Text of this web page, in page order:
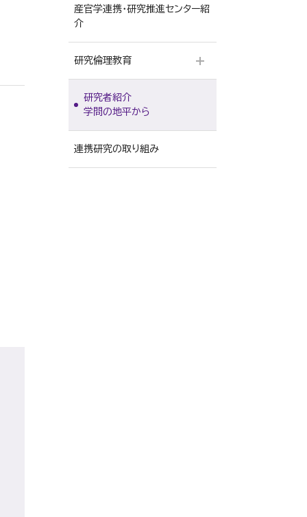
Incubation（武蔵野大学し
あわせ研究所）
日本文学研究所
産官学連携・研究推進センター紹
介
研究倫理教育
公的研究費の適正使用
の対応
研究機関の管理・監査
研究者紹介
学問の地平から
連携研究の取り組み